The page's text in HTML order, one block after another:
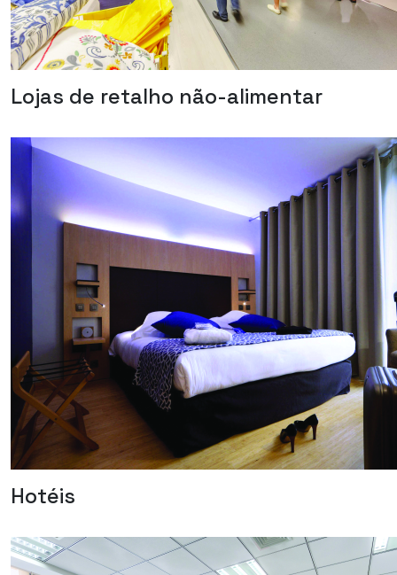
Lojas de retalho não-alimentar
Hotéis